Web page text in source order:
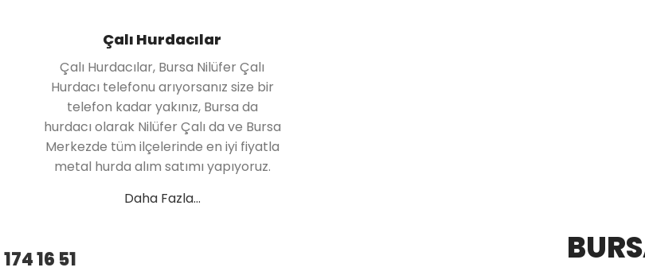
Çalı Hurdacılar
Çalı Hurdacılar, Bursa Nilüfer Çalı
Hurdacı telefonu arıyorsanız size bir
telefon kadar yakınız, Bursa da
hurdacı olarak Nilüfer Çalı da ve Bursa
Merkezde tüm ilçelerinde en iyi fiyatla
metal hurda alım satımı yapıyoruz.
Daha Fazla...
16 51